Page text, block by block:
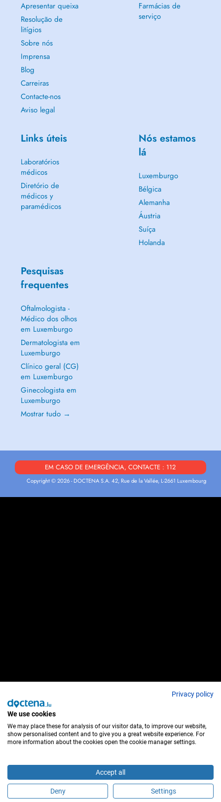
É este profissional de saúde?
Apresentar queixa
Resolução de
litígios
Sobre nós
Imprensa
Blog
Carreiras
Contacte-nos
Aviso legal
Farmácias de
serviço
Links úteis
Laboratórios
médicos
Diretório de
médicos y
paramédicos
Nós estamos
lá
Luxemburgo
Bélgica
Alemanha
Áustria
Suíça
Holanda
Pesquisas
frequentes
Oftalmologista -
Médico dos olhos
em Luxemburgo
Dermatologista em
Luxemburgo
Clínico geral (CG)
em Luxemburgo
Ginecologista em
Luxemburgo
Mostrar tudo →
EM CASO DE EMERGÊNCIA, CONTACTE : 112
Copyright © 2026 - DOCTENA S.A. 42, Rue de la Vallée, L-2661 Luxembourg
Privacy policy
We use cookies
We may place these for analysis of our visitor data, to improve our website,
show personalised content and to give you a great website experience. For
more information about the cookies open the cookie manager settings.
Accept all
Deny Settings